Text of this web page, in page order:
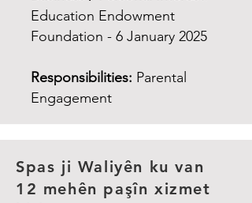
Education Endowment
Foundation - 6 January 2025
Responsibilities: Parental
Engagement
Spas ji Waliyên ku van
12 mehên paşîn xizmet